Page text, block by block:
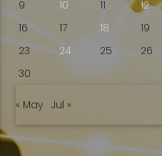
9
10 11 12
16
17 18 19
23
24 25 26
30
« May Jul »